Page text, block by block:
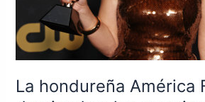
La hondureña América
premios
Oscar
2024